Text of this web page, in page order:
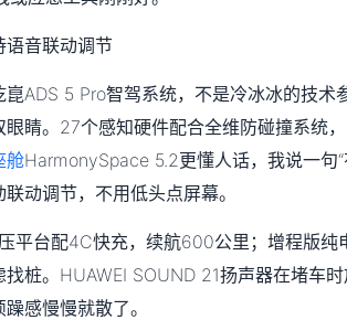
崑ADS 5 Pro智驾系统，不是冷冰冰的技术
眼睛。27个感知硬件配合全维防碰撞系统
舱HarmonySpace 5.2更懂人话，我说一句
动调节，不用低头点屏幕。
平台配4C快充，续航600公里；增程版纯
桩。HUAWEI SOUND 21扬声器在堵车
感慢慢就散了。